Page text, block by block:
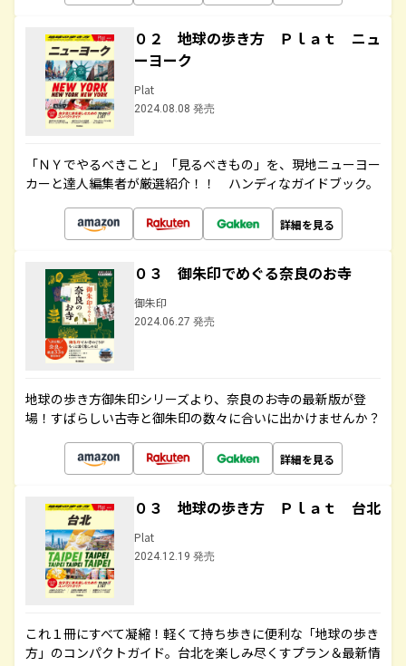
０２ 地球の歩き方 Ｐｌａｔ ニュ
ーヨーク
Plat
2024.08.08 発売
「ＮＹでやるべきこと」「見るべきもの」を、現地ニューヨー
カーと達人編集者が厳選紹介！！ ハンディなガイドブック。
詳細を見る
０３ 御朱印でめぐる奈良のお寺
御朱印
2024.06.27 発売
地球の歩き方御朱印シリーズより、奈良のお寺の最新版が登
場！すばらしい古寺と御朱印の数々に合いに出かけませんか？
詳細を見る
０３ 地球の歩き方 Ｐｌａｔ 台北
Plat
2024.12.19 発売
これ１冊にすべて凝縮！軽くて持ち歩きに便利な「地球の歩き
方」のコンパクトガイド。台北を楽しみ尽くすプラン＆最新情